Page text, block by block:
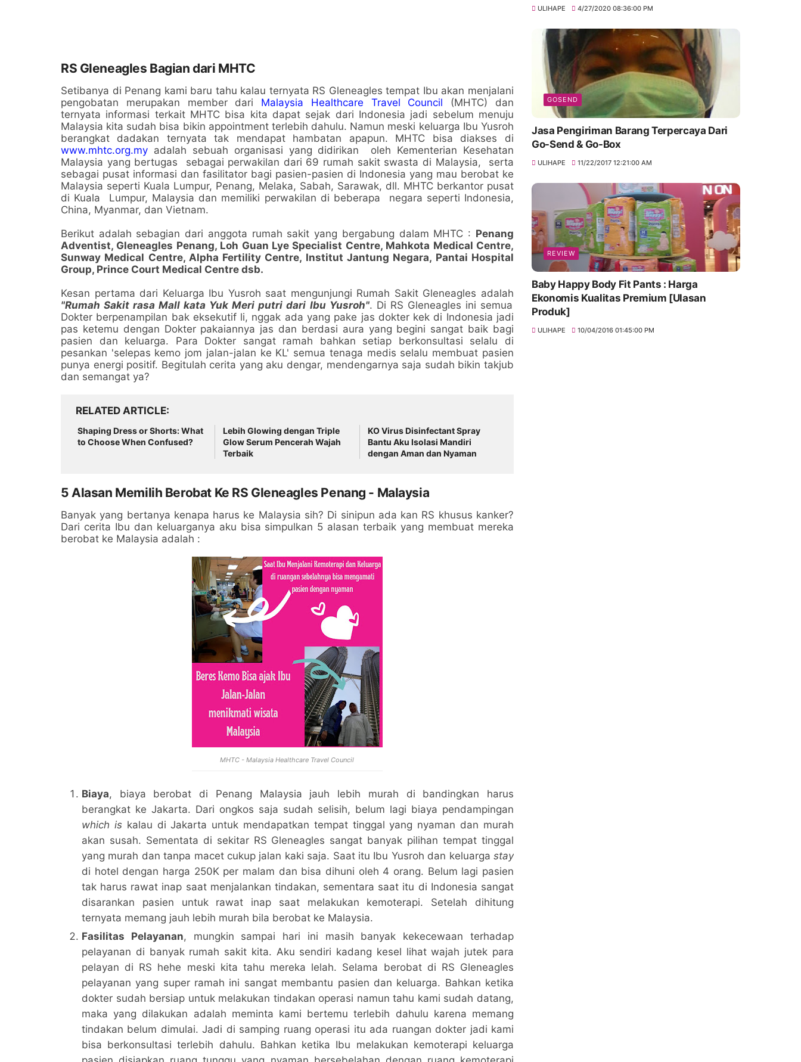
RS Gleneagles Bagian dari MHTC
Setibanya di Penang kami baru tahu kalau ternyata RS Gleneagles tempat Ibu akan menjalani
pengobatan merupakan member dari Malaysia Healthcare Travel Council (MHTC) dan
ternyata informasi terkait MHTC bisa kita dapat sejak dari Indonesia jadi sebelum menuju
Malaysia kita sudah bisa bikin appointment terlebih dahulu. Namun meski keluarga Ibu Yusroh
berangkat dadakan ternyata tak mendapat hambatan apapun. MHTC bisa diakses di
www.mhtc.org.my adalah sebuah organisasi yang didirikan oleh Kementerian Kesehatan
Malaysia yang bertugas sebagai perwakilan dari 69 rumah sakit swasta di Malaysia, serta
sebagai pusat informasi dan fasilitator bagi pasien-pasien di Indonesia yang mau berobat ke
Malaysia seperti Kuala Lumpur, Penang, Melaka, Sabah, Sarawak, dll. MHTC berkantor pusat
di Kuala Lumpur, Malaysia dan memiliki perwakilan di beberapa negara seperti Indonesia,
China, Myanmar, dan Vietnam.
Berikut adalah sebagian dari anggota rumah sakit yang bergabung dalam MHTC : Penang
Adventist, Gleneagles Penang, Loh Guan Lye Specialist Centre, Mahkota Medical Centre,
Sunway Medical Centre, Alpha Fertility Centre, Institut Jantung Negara, Pantai Hospital
Group, Prince Court Medical Centre dsb.
Kesan pertama dari Keluarga Ibu Yusroh saat mengunjungi Rumah Sakit Gleneagles adalah
"Rumah Sakit rasa Mall kata Yuk Meri putri dari Ibu Yusroh". Di RS Gleneagles ini semua
Dokter berpenampilan bak eksekutif li, nggak ada yang pake jas dokter kek di Indonesia jadi
pas ketemu dengan Dokter pakaiannya jas dan berdasi aura yang begini sangat baik bagi
pasien dan keluarga. Para Dokter sangat ramah bahkan setiap berkonsultasi selalu di
pesankan 'selepas kemo jom jalan-jalan ke KL' semua tenaga medis selalu membuat pasien
punya energi positif. Begitulah cerita yang aku dengar, mendengarnya saja sudah bikin takjub
dan semangat ya?
RELATED ARTICLE
Shaping Dress or Shorts: What
to Choose When Confused?
Lebih Glowing dengan Triple
Glow Serum Pencerah Wajah
Terbaik
KO Virus Disinfectant Spray
Bantu Aku Isolasi Mandiri
dengan Aman dan Nyaman
5 Alasan Memilih Berobat Ke RS Gleneagles Penang - Malaysia
Banyak yang bertanya kenapa harus ke Malaysia sih? Di sinipun ada kan RS khusus kanker?
Dari cerita Ibu dan keluarganya aku bisa simpulkan 5 alasan terbaik yang membuat mereka
berobat ke Malaysia adalah :
MHTC - Malaysia Healthcare Travel Council
Biaya, biaya berobat di Penang Malaysia jauh lebih murah di bandingkan harus
berangkat ke Jakarta. Dari ongkos saja sudah selisih, belum lagi biaya pendampingan
which is kalau di Jakarta untuk mendapatkan tempat tinggal yang nyaman dan murah
akan susah. Sementata di sekitar RS Gleneagles sangat banyak pilihan tempat tinggal
yang murah dan tanpa macet cukup jalan kaki saja. Saat itu Ibu Yusroh dan keluarga stay
di hotel dengan harga 250K per malam dan bisa dihuni oleh 4 orang. Belum lagi pasien
tak harus rawat inap saat menjalankan tindakan, sementara saat itu di Indonesia sangat
disarankan pasien untuk rawat inap saat melakukan kemoterapi. Setelah dihitung
ternyata memang jauh lebih murah bila berobat ke Malaysia.
Fasilitas Pelayanan, mungkin sampai hari ini masih banyak kekecewaan terhadap
pelayanan di banyak rumah sakit kita. Aku sendiri kadang kesel lihat wajah jutek para
pelayan di RS hehe meski kita tahu mereka lelah. Selama berobat di RS Gleneagles
pelayanan yang super ramah ini sangat membantu pasien dan keluarga. Bahkan ketika
dokter sudah bersiap untuk melakukan tindakan operasi namun tahu kami sudah datang,
maka yang dilakukan adalah meminta kami bertemu terlebih dahulu karena memang
tindakan belum dimulai. Jadi di samping ruang operasi itu ada ruangan dokter jadi kami
bisa berkonsultasi terlebih dahulu. Bahkan ketika Ibu melakukan kemoterapi keluarga
ULIHAPE 4/27/2020 08:36:00 PM
GOSEND
Jasa Pengiriman Barang Terpercaya Dari
Go-Send & Go-Box
ULIHAPE 11/22/2017 12:21:00 AM
REVIEW
Baby Happy Body Fit Pants : Harga
Ekonomis Kualitas Premium [Ulasan
Produk]
ULIHAPE 10/04/2016 01:45:00 PM